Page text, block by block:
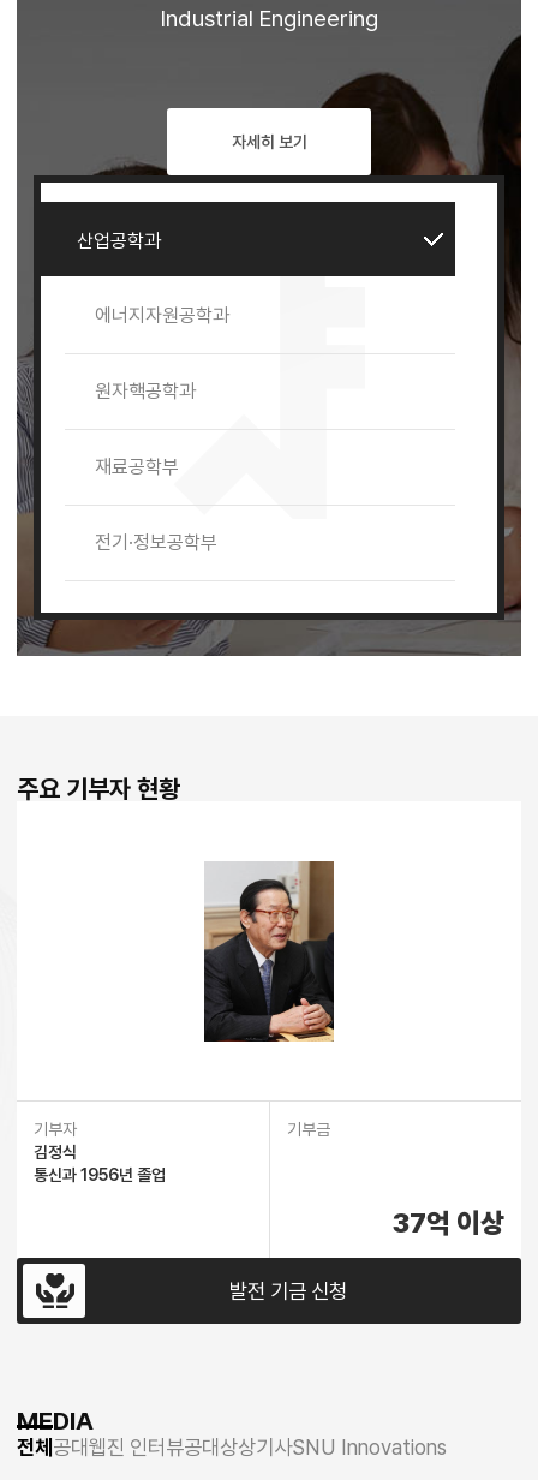
건설환경도시공학부
기계공학부
산업공학과
에너지자원공학과
원자핵공학과
재료공학부
전기·정보공학부
조선해양공학과
Industrial Engineering
자세히 보기
주요 기부자 현황
기부자
김정식
통신과 1956년 졸업
기부금
37억 이상
발전 기금 신청
MEDIA
전체 공대웹진 인터뷰공대상상기사SNU Innovations